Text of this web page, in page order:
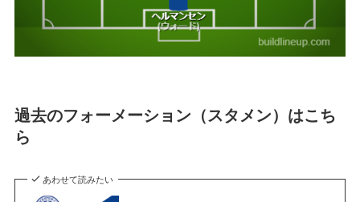
過去のフォーメーション（スタメン）はこち
ら
あわせて読みたい